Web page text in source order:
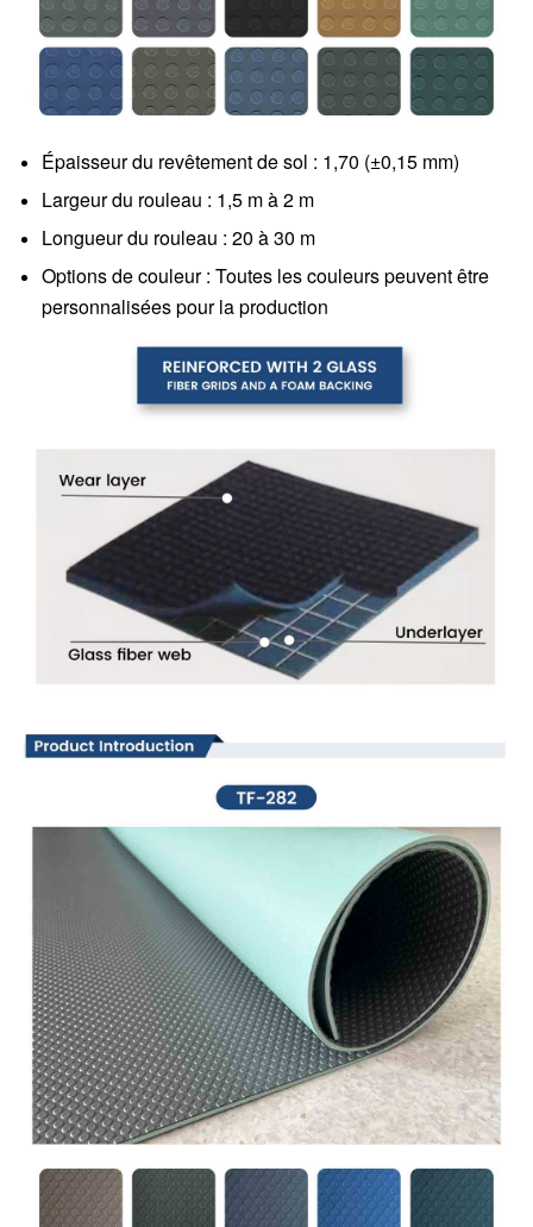
Épaisseur du revêtement de sol : 1,70 (±0,15 mm)
Largeur du rouleau : 1,5 m à 2 m
Longueur du rouleau : 20 à 30 m
Options de couleur : Toutes les couleurs peuvent être
personnalisées pour la production